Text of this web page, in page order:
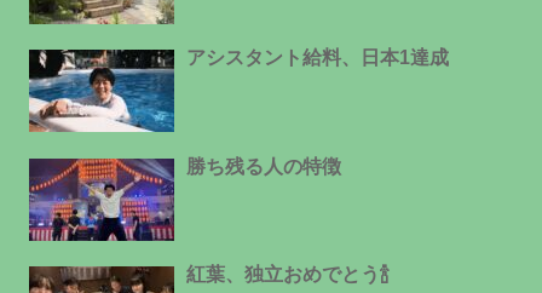
アシスタント給料、日本1達成
勝ち残る人の特徴
紅葉、独立おめでとう🍾